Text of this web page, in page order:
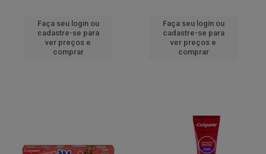
Faça seu login ou
cadastre-se para
ver preços e
comprar
Faça seu login ou
cadastre-se para
ver preços e
comprar